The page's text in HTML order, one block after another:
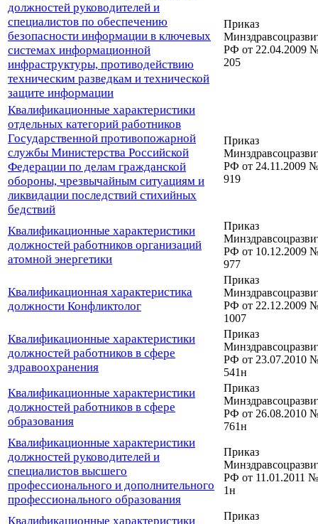
должностей руководителей и
специалистов по обеспечению
безопасности информации в ключевых
системах информационной
инфраструктуры, противодействию
техническим разведкам и технической
защите информации
Приказ
РФ от 22.04.2009
205
Квалификационные характеристики
отдельных категорий работников
Государственной противопожарной
службы Министерства Российской
Федерации по делам гражданской
обороны, чрезвычайным ситуациям и
ликвидации последствий стихийных
бедствий
Приказ
РФ от 24.11.2009
919
Квалификационные характеристики
должностей работников организаций
атомной энергетики
Приказ
РФ от 10.12.2009
977
Квалификационная характеристика
должности Конфликтолог
Приказ
РФ от 22.12.2009
1007
Квалификационные характеристики
должностей работников в сфере
здравоохранения
Приказ
РФ от 23.07.2010
541н
Квалификационные характеристики
должностей работников в сфере
образования
Приказ
РФ от 26.08.2010
761н
Квалификационные характеристики
должностей руководителей и
специалистов высшего
профессионального и дополнительного
профессионального образования
Приказ
РФ от 11.01.2011 №
1н
Квалификационные характеристики
Приказ